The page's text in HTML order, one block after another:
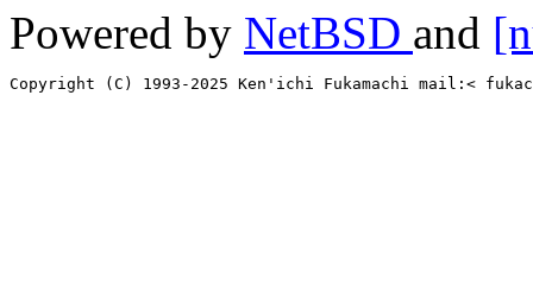
Powered by NetBSD and